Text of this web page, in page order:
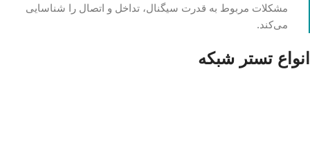
مشکلات مربوط به قدرت سیگنال، تداخل و اتصال را شناسایی
می‌کند.
انواع تستر شبکه